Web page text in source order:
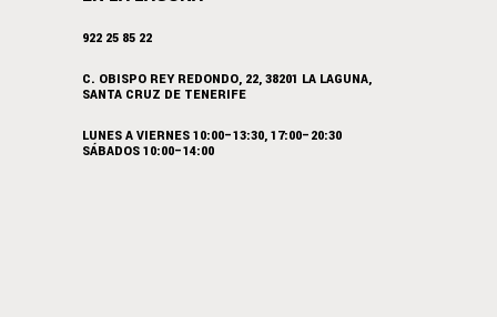
922 25 85 22
C. OBISPO REY REDONDO, 22, 38201 LA LAGUNA,
SANTA CRUZ DE TENERIFE
LUNES A VIERNES 10:00–13:30, 17:00–20:30
SÁBADOS 10:00–14:00